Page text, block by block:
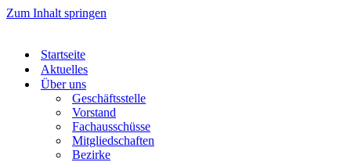
Zum Inhalt springen
Startseite
Aktuelles
Über uns
Geschäftsstelle
Vorstand
Fachausschüsse
Mitgliedschaften
Bezirke